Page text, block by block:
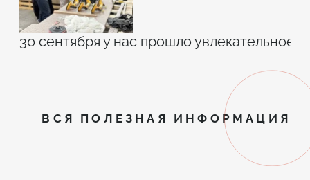
30 сентября у нас прошло увлекательное
ВСЯ ПОЛЕЗНАЯ ИНФОРМАЦИЯ